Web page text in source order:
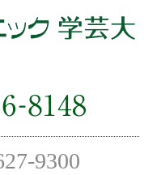
9300